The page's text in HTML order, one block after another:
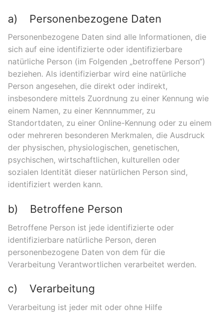
a) Personenbezogene Daten
Personenbezogene Daten sind alle Informationen, die
sich auf eine identifizierte oder identifizierbare
natürliche Person (im Folgenden „betroffene Person“)
beziehen. Als identifizierbar wird eine natürliche
Person angesehen, die direkt oder indirekt,
insbesondere mittels Zuordnung zu einer Kennung wie
einem Namen, zu einer Kennnummer, zu
Standortdaten, zu einer Online-Kennung oder zu einem
oder mehreren besonderen Merkmalen, die Ausdruck
der physischen, physiologischen, genetischen,
psychischen, wirtschaftlichen, kulturellen oder
sozialen Identität dieser natürlichen Person sind,
identifiziert werden kann.
b) Betroffene Person
Betroffene Person ist jede identifizierte oder
identifizierbare natürliche Person, deren
personenbezogene Daten von dem für die
Verarbeitung Verantwortlichen verarbeitet werden.
c) Verarbeitung
Verarbeitung ist jeder mit oder ohne Hilfe